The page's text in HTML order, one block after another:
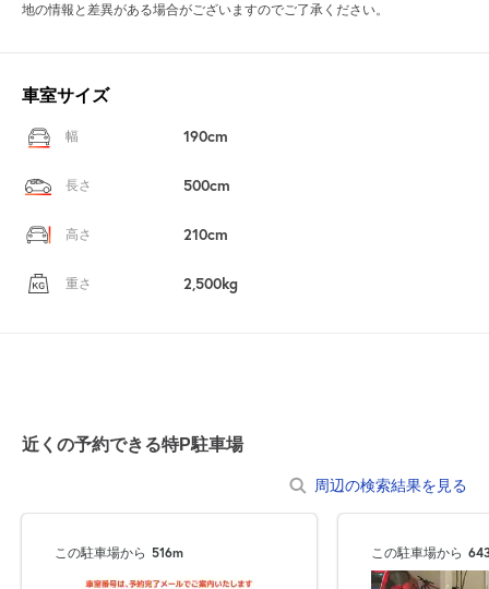
地の情報と差異がある場合がございますのでご了承ください。
車室サイズ
幅 190cm
長さ 500cm
高さ 210cm
重さ 2,500kg
近くの予約できる特P駐車場
周辺の検索結果を見る
この駐車場から 516m この駐車場から